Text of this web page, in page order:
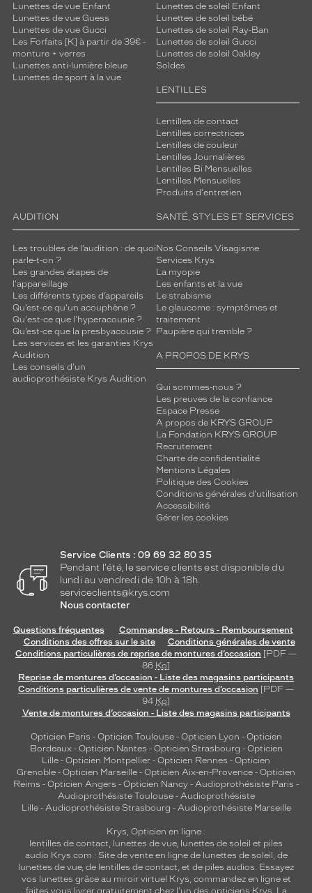
Lunettes de vue Enfant
Lunettes de vue Guess
Lunettes de vue Gucci
Les Forfaits [K] à partir de 39€ -
monture + verres
Lunettes anti-lumière bleue
Lunettes de sport à la vue
Lunettes de soleil Enfant
Lunettes de soleil bébé
Lunettes de soleil Ray-Ban
Lunettes de soleil Gucci
Lunettes de soleil Oakley
Soldes
LENTILLES
Lentilles de contact
Lentilles correctrices
Lentilles de couleur
Lentilles Journalières
Lentilles Bi Mensuelles
Lentilles Mensuelles
Produits d'entretien
AUDITION
Les troubles de l’audition : de quoi
parle-t-on ?
Les grandes étapes de
l'appareillage
Les différents types d’appareils
Qu’est-ce qu'un acouphène ?
Qu'est-ce que l'hyperacousie ?
Qu’est-ce que la presbyacousie ?
Les services et les garanties Krys
Audition
Les conseils d'un
audioprothésiste Krys Audition
SANTÉ, STYLES ET SERVICES
Nos Conseils Visagisme
Services Krys
La myopie
Les enfants et la vue
Le strabisme
Le glaucome : symptômes et
traitement
Paupière qui tremble ?
A PROPOS DE KRYS
Qui sommes-nous ?
Les preuves de la confiance
Espace Presse
A propos de KRYS GROUP
La Fondation KRYS GROUP
Recrutement
Charte de confidentialité
Mentions Légales
Politique des Cookies
Conditions générales d'utilisation
Accessibilité
Gérer les cookies
Service Clients : 09 69 32 80 35
Pendant l'été, le service clients est disponible du
lundi au vendredi de 10h à 18h.
serviceclients@krys.com
Nous contacter
Questions fréquentes
Commandes - Retours - Remboursement
Conditions des offres sur le site
Conditions générales de vente
Conditions particulières de reprise de montures d’occasion [PDF —
86 Ko]
Reprise de montures d’occasion - Liste des magasins participants
Conditions particulières de vente de montures d’occasion [PDF —
94 Ko]
Vente de montures d’occasion - Liste des magasins participants
Opticien Paris - Opticien Toulouse- Opticien Lyon - Opticien
Bordeaux- Opticien Nantes - Opticien Strasbourg - Opticien
Lille - Opticien Montpellier - Opticien Rennes - Opticien
Grenoble - Opticien Marseille - Opticien Aix-en-Provence - Opticien
Reims - Opticien Angers - Opticien Nancy - Audioprothésiste Paris -
Audioprothésiste Toulouse- Audioprothésiste
Lille- Audioprothésiste Strasbourg - Audioprothésiste Marseille
Krys, Opticien en ligne :
lentilles de contact, lunettes de vue, lunettes de soleil et piles
audio Krys.com : Site de vente en ligne de lunettes de soleil, de
lunettes de vue, de lentilles de contact, et de piles audios. Essayez
vos lunettes grâce au miroir virtuel Krys, commandez en ligne et
faites vous livrer gratuitement chez l'un des opticiens Krys. La